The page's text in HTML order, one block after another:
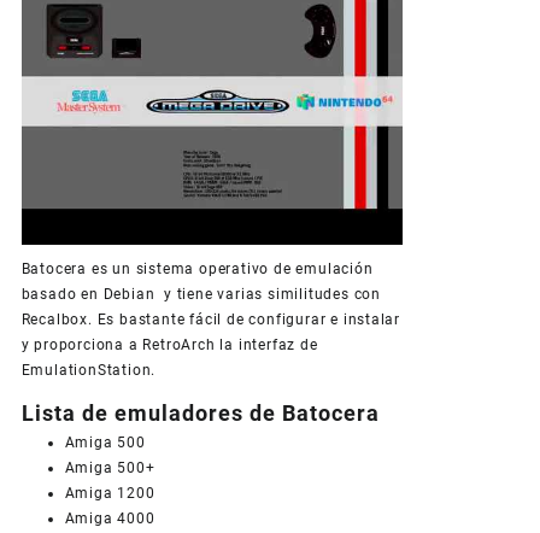
Batocera es un sistema operativo de emulación
basado en Debian y tiene varias similitudes con
Recalbox. Es bastante fácil de configurar e instalar
y proporciona a RetroArch la interfaz de
EmulationStation.
Lista de emuladores de Batocera
Amiga 500
Amiga 500+
Amiga 1200
Amiga 4000